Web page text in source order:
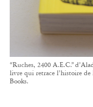
“Ruches, 2400 A.E.C.”
livre qui retrace l’histoire de
Books.